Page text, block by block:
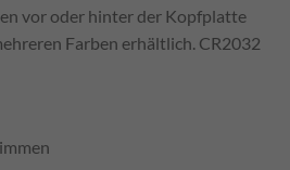
vor oder hinter der Kopfplatte
Farben erhältlich. CR2032